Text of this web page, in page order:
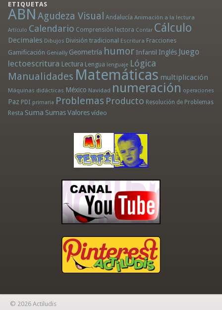
ETIQUETAS
ABN Agudeza Visual Andalucía Animación a la lectura
Artículo Calendario Comprensión lectora Contar Cálculo
Decimales Dibujos División tradicional Escritura Fracciones
Gamificación Genially Geometría humor Infantil Inglés Juego
lectoescritura Lectura Lengua lenguaje Lógica
Manualidades Matemáticas multiplicación
Máquinas didácticas México Navidad numeración operaciones
Paz PDI primaria Problemas Producto Resolución de Problemas
Resta Suma Sumas Valores vídeo
© 2026 Actiludis